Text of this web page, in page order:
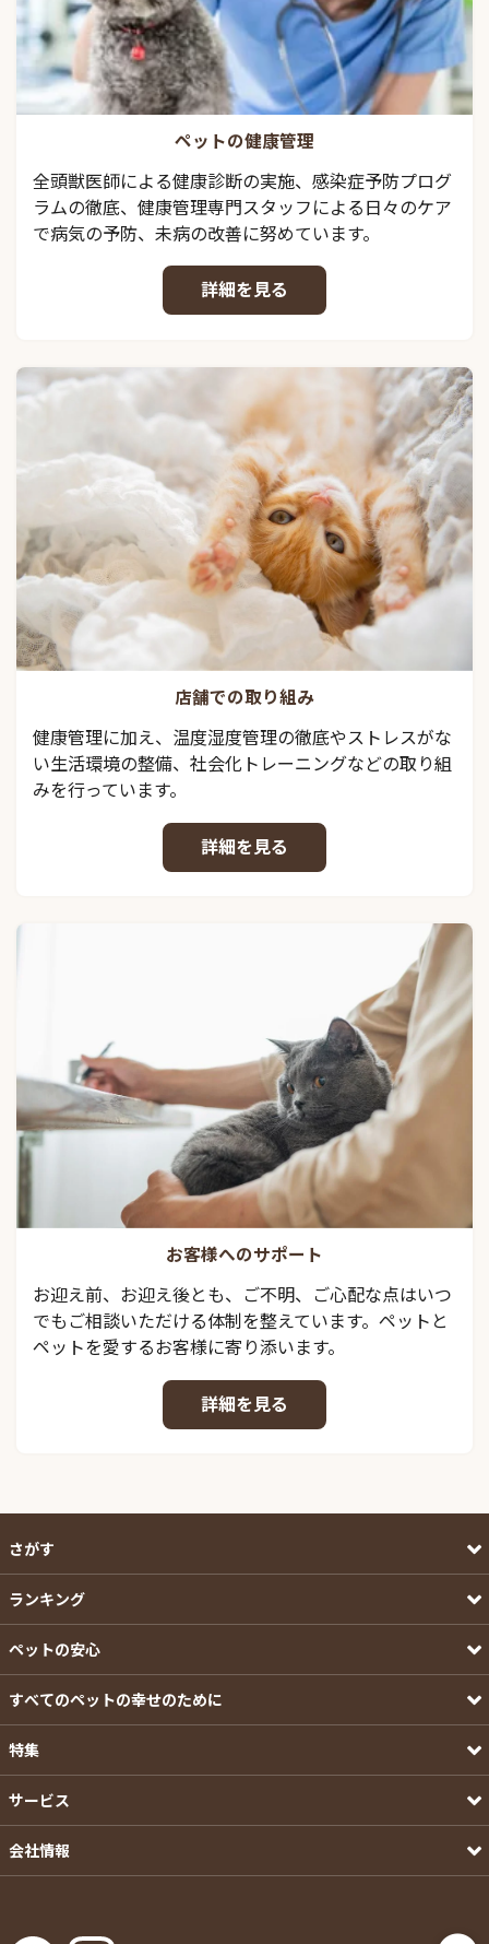
ペットの健康管理
全頭獣医師による健康診断の実施、感染症予防プログ
ラムの徹底、健康管理専門スタッフによる日々のケア
で病気の予防、未病の改善に努めています。
詳細を見る
店舗での取り組み
健康管理に加え、温度湿度管理の徹底やストレスがな
い生活環境の整備、社会化トレーニングなどの取り組
みを行っています。
詳細を見る
お客様へのサポート
お迎え前、お迎え後とも、ご不明、ご心配な点はいつ
でもご相談いただける体制を整えています。ペットと
ペットを愛するお客様に寄り添います。
詳細を見る
さがす
ランキング
ペットの安心
すべてのペットの幸せのために
特集
サービス
会社情報